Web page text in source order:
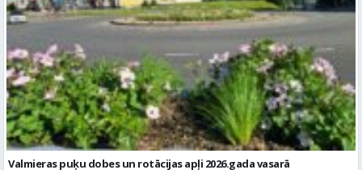
Valmieras puķu dobes un rotācijas apļi 2026.gada vasarā